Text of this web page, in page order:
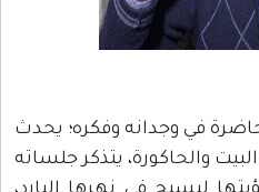
في وجدانه وفكره؛ يحدث
والحاكورة، يتذكر جلساته